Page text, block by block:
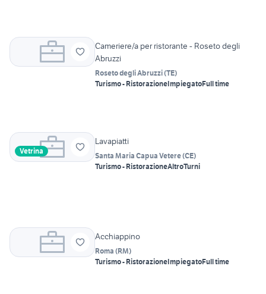
Cameriere/a per ristorante - Roseto degli
Abruzzi
Roseto degli Abruzzi(TE)
Turismo - RistorazioneImpiegatoFull time
Vetrina
Lavapiatti
Santa Maria Capua Vetere(CE)
Turismo - RistorazioneAltroTurni
Acchiappino
Roma (RM)
Turismo - RistorazioneImpiegatoFull time